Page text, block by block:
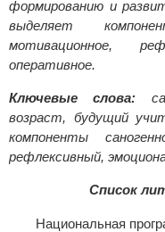
формированию и
выделяет
мотивационное,
оперативное.
Ключевые слова:
возраст, будущий
компоненты
рефлексивный,
Список
Национальная